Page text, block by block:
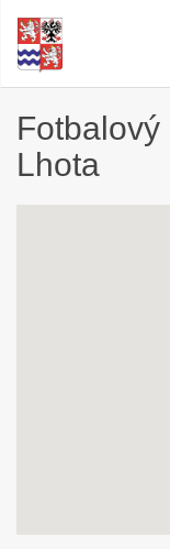
Lhota